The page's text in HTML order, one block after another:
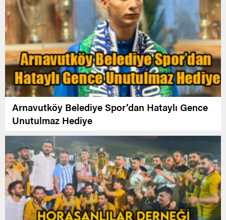
Arnavutköy Belediye Spor’dan Hataylı Gence
Unutulmaz Hediye